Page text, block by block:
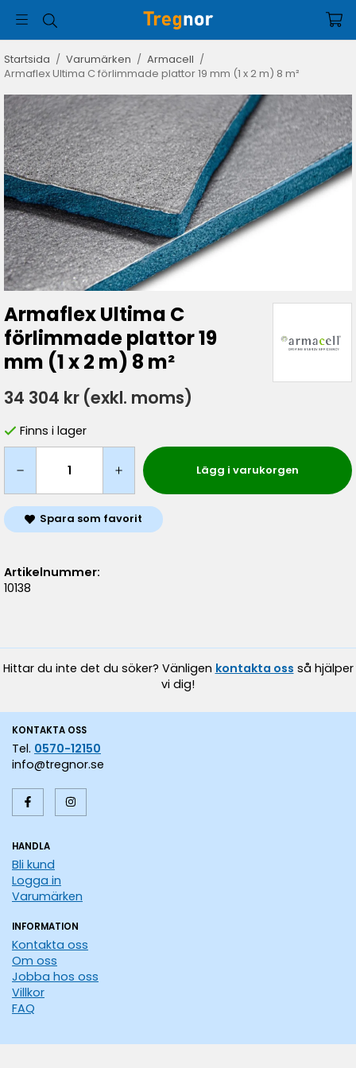
Startsida / Varumärken / Armacell /
Armaflex Ultima C förlimmade plattor 19 mm (1 x 2 m) 8 m²
Armaflex Ultima C
förlimmade plattor 19
mm (1 x 2 m) 8 m²
34 304 kr (exkl. moms)
Finns i lager
Lägg i varukorgen
Spara som favorit
Artikelnummer:
10138
Hittar du inte det du söker? Vänligen kontakta oss så hjälper
vi dig!
KONTAKTA OSS
Tel. 0570-12150
info@tregnor.se
HANDLA
Bli kund
Logga in
Varumärken
INFORMATION
Kontakta oss
Om oss
Jobba hos oss
Villkor
FAQ